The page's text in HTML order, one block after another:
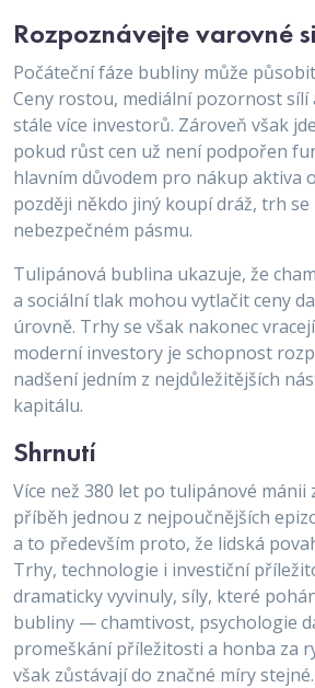
Rozpoznávejte varovné
Počáteční fáze bubliny může
Ceny rostou, mediální pozornost
stále více investorů. Zároveň však
pokud růst cen už není podpořen
hlavním důvodem pro nákup aktiva
později někdo jiný koupí dráž, trh se
nebezpečném pásmu.
Tulipánová bublina ukazuje, že
a sociální tlak mohou vytlačit ceny
úrovně. Trhy se však nakonec
moderní investory je schopnost
nadšení jedním z nejdůležitějších
kapitálu.
Shrnutí
Více než 380 let po tulipánové mánii
příběh jednou z nejpoučnějších
a to především proto, že lidská
Trhy, technologie i investiční
dramaticky vyvinuly, síly, které
bubliny — chamtivost, psychologie
promeškání příležitosti a honba za
však zůstávají do značné míry stejné.